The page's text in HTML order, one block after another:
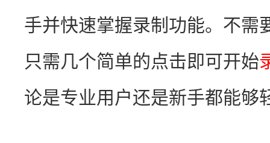
手并快速掌握录制功能。不需
只需几个简单的点击即可开始
论是专业用户还是新手都能够